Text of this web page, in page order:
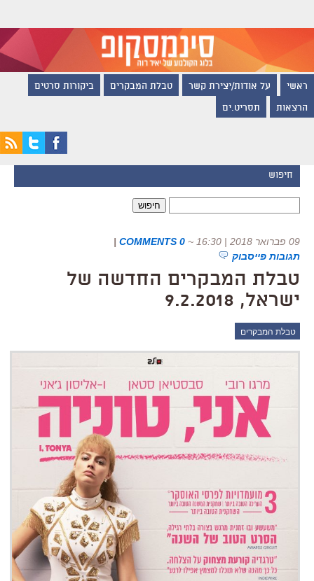
ראשי על אודות/יצירת קשר טבלת המבקרים ביקורות סרטים
הרצאות תסריט.ים
חיפוש
09 פברואר 2018 | 16:30 ~
0 COMMENTS
|
תגובות פייסבוק
טבלת המבקרים החדשה של
ישראל, 9.2.2018
טבלת המבקרים